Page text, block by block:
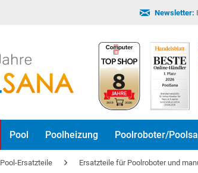
Newsletter:
Pool Poolheizung Poolroboter/
Pool-Ersatzteile Ersatzteile für Poolroboter und